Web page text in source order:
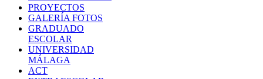
PROYECTOS
GALERÍA FOTOS
GRADUADO
ESCOLAR
UNIVERSIDAD
MÁLAGA
ACT